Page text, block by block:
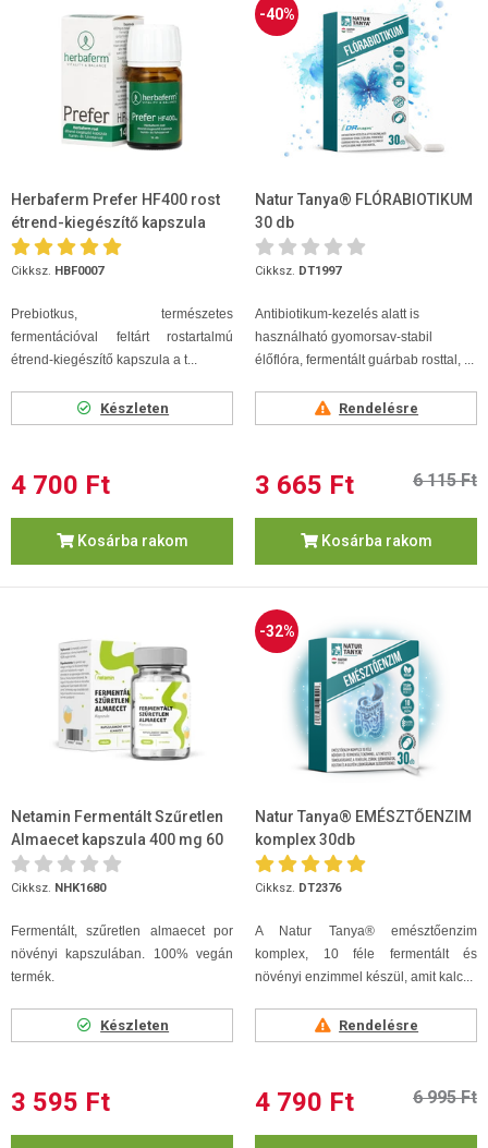
Herbaferm Prefer HF400 rost
étrend-kiegészítő kapszula
14db
Cikksz. HBF0007
Prebiotkus, természetes
fermentációval feltárt rostartalmú
étrend-kiegészítő kapszula a t...
Készleten
4 700 Ft
Kosárba rakom
-40%
Natur Tanya® FLÓRABIOTIKUM
30 db
Cikksz. DT1997
Antibiotikum-kezelés alatt is
használható gyomorsav-stabil
élőflóra, fermentált guárbab rosttal, ...
Rendelésre
3 665 Ft 6 115 Ft
Kosárba rakom
Netamin Fermentált Szűretlen
Almaecet kapszula 400 mg 60
db
Cikksz. NHK1680
Fermentált, szűretlen almaecet por
növényi kapszulában. 100% vegán
termék.
Készleten
3 595 Ft
-32%
Natur Tanya® EMÉSZTŐENZIM
komplex 30db
Cikksz. DT2376
A Natur Tanya® emésztőenzim
komplex, 10 féle fermentált és
növényi enzimmel készül, amit kalc...
Rendelésre
4 790 Ft 6 995 Ft